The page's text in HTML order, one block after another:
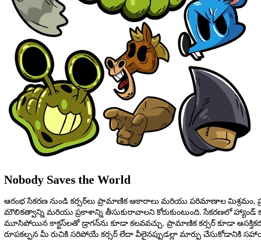
Nobody Saves the World
ఆరంభ సేకరణ నుండి కర్సర్‌లు ప్రామాణిక ఆకారాలు మరియు పరిమాణాల మిశ్రమం,
మౌలికత్వాన్ని మరియు ప్రకాశాన్ని తీసుకురావాలని కోరుకుంటుంది. సేకరణలో హ్యాండ్
మూసిపోయిన కాక్టస్‌లతో డ్రాగన్‌ను కూడా కలవవచ్చు. ప్రామాణిక కర్సర్ కూడా
రూపకల్పన మీ రుచికి సరిపోయే కర్సర్ లేదా వీలైనప్పుడల్లా మార్పు చేసుకోడానికి